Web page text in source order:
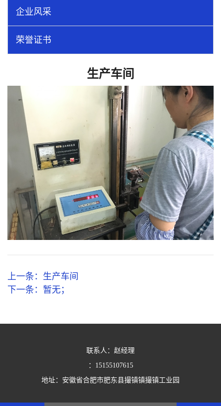
企业风采
荣誉证书
生产车间
上一条： 生产车间
下一条： 暂无；
联系人：赵经理
： 15155107615
地址：安徽省合肥市肥东县撮镇镇撮镇工业园